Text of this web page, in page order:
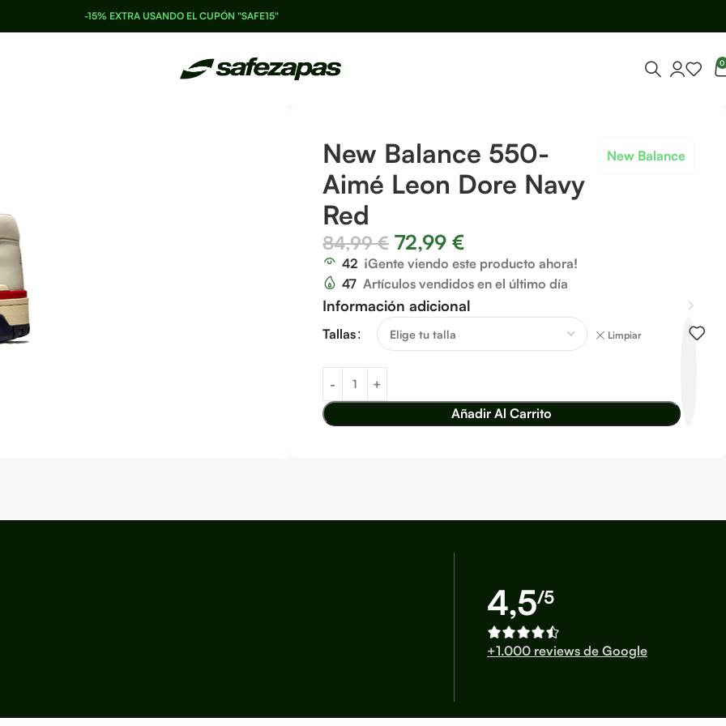
-15% EXTRA USANDO EL CUPÓN "SAFE15"
0
New Balance 550-
Aimé Leon Dore Navy
Red
New Balance
84,99€ 72,99€
42 ¡Gente viendo este producto ahora!
47 Artículos vendidos en el último día
Información adicional
Tallas Limpiar
Añadir Al Carrito
4,5/5
+1.000 reviews de Google